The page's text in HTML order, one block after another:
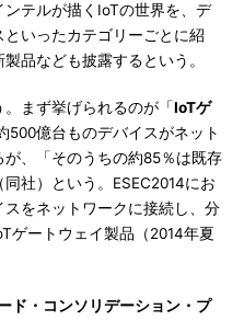
ンテルが描くIoTの世界を、デ
いったカテゴリーごとに紹
品なども披露するという。
まず挙げられるのが「IoTゲ
500億台ものデバイスがネット
、「そのうちの約85％は既存
社）という。ESEC2014にお
をネットワークに接続し、分
ゲートウェイ製品（2014年夏
ド・コンソリデーション・プ